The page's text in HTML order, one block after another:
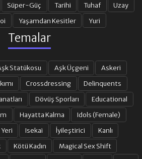
Süper-Güç Tarihi Tuhaf
Uzay
Yaşamdan Kesitler Yuri
Temalar
Statükosu Aşk Üçgeni
Askeri
Crossdressing
Delinquents
Dövüş Sporları
Educational
Hayatta Kalma
Idols (Female)
Yeri Isekai İyileştirici
Kanlı
Kötü Kadın
Magical Sex Shift